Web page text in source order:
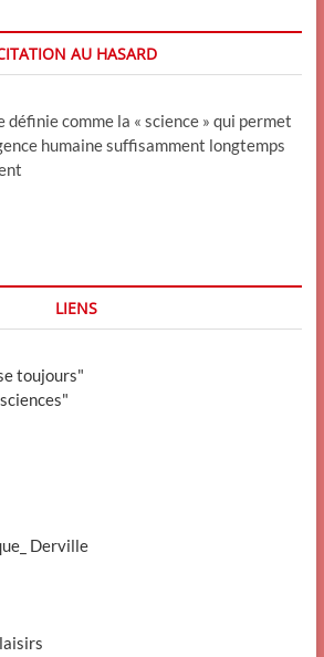
AU HASARD
comme la « science » qui permet
humaine suffisamment longtemps
LIENS
toujours"
Derville